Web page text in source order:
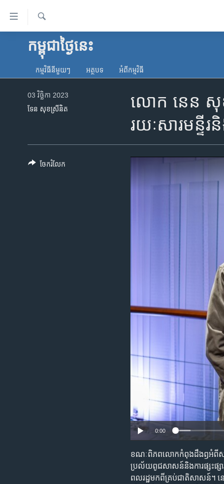
ទៅ​
គេហទំព័រ​
ទាក់ទង
និង​អាមេរិក
ទូរទស្សន៍ / វីដេអូ​
រក
កម្ពុជាថ្ងៃនេះ
កម្មវិធី​នីមួយៗ អត្ថបទ​ អំពី​កម្មវិធី​
លោក នេន សុខ
រយៈសារមន្ទី
03 វិច្ឆិកា 2023
ទែន សុខស្រីនិត
0:00
ខណៈ​ពិភពលោក​កំពុង​ដឹង​ឭអំពី​សង្
ប្រល័យ​ពូជសាសន៍​និង​ការ​ផ្សះផ្ស
ពលរដ្ឋ​មក​ពី​គ្រប់​ជាតិ​សាសន៍។ នៅ​
ចែករំលែក